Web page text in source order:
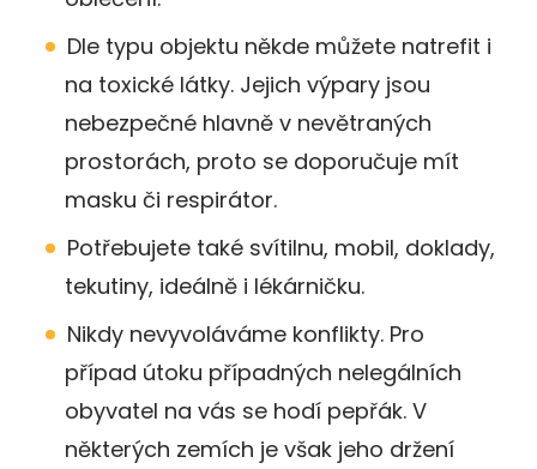
Dle typu objektu někde můžete natrefit i
na toxické látky. Jejich výpary jsou
nebezpečné hlavně v nevětraných
prostorách, proto se doporučuje mít
masku či respirátor.
Potřebujete také svítilnu, mobil, doklady,
tekutiny, ideálně i lékárničku.
Nikdy nevyvoláváme konflikty. Pro
případ útoku případných nelegálních
obyvatel na vás se hodí pepřák. V
některých zemích je však jeho držení